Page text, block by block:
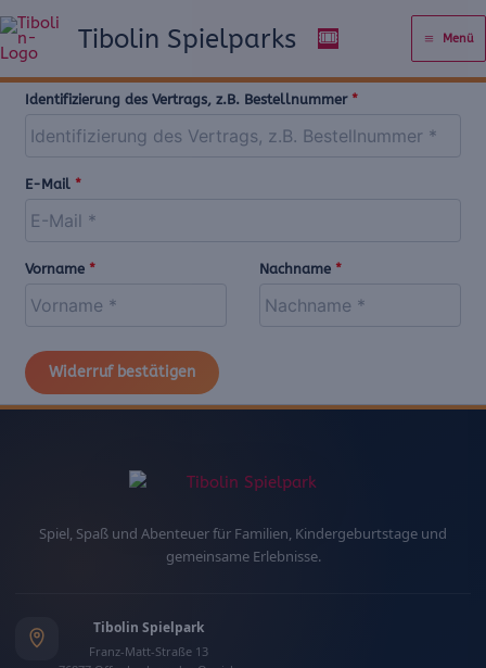
Inhalt
springen
Tibolin Spielparks 🎟️ Menü
Identifizierung des Vertrags, z.B. Bestellnummer *
E-Mail *
E
l
h
Vorname * Nachname *
Widerruf bestätigen
Spiel, Spaß und Abenteuer für Familien, Kindergeburtstage und
gemeinsame Erlebnisse.
Tibolin Spielpark
Franz-Matt-Straße 13